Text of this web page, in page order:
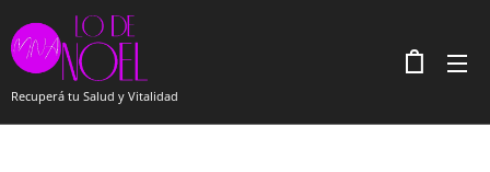
Recuperá tu Salud y Vitalidad